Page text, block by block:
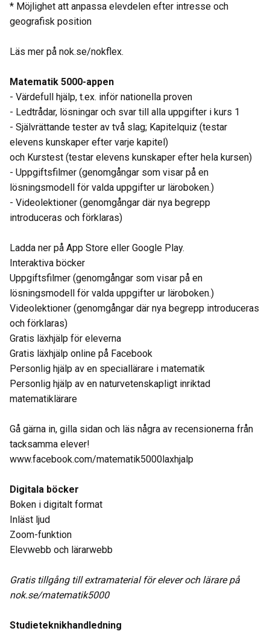
* Möjlighet att anpassa elevdelen efter intresse och
geografisk position
Läs mer på nok.se/nokflex.
Matematik 5000-appen
- Värdefull hjälp, t.ex. inför nationella proven
- Ledtrådar, lösningar och svar till alla uppgifter i kurs 1
- Självrättande tester av två slag; Kapitelquiz (testar
elevens kunskaper efter varje kapitel)
och Kurstest (testar elevens kunskaper efter hela kursen)
- Uppgiftsfilmer (genomgångar som visar på en
lösningsmodell för valda uppgifter ur läroboken.)
- Videolektioner (genomgångar där nya begrepp
introduceras och förklaras)
Ladda ner på App Store eller Google Play.
Interaktiva böcker
Uppgiftsfilmer (genomgångar som visar på en
lösningsmodell för valda uppgifter ur läroboken.)
Videolektioner (genomgångar där nya begrepp introduceras
och förklaras)
Gratis läxhjälp för eleverna
Gratis läxhjälp online på Facebook
Personlig hjälp av en speciallärare i matematik
Personlig hjälp av en naturvetenskapligt inriktad
matematiklärare
Gå gärna in, gilla sidan och läs några av recensionerna från
tacksamma elever!
www.facebook.com/matematik5000laxhjalp
Digitala böcker
Boken i digitalt format
Inläst ljud
Zoom-funktion
Elevwebb och lärarwebb
Gratis tillgång till extramaterial för elever och lärare på
nok.se/matematik5000
Studieteknikhandledning